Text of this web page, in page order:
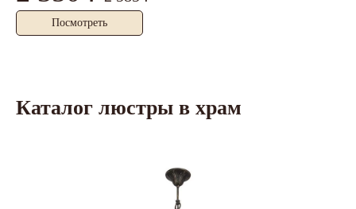
Посмотреть
Каталог люстры в храм